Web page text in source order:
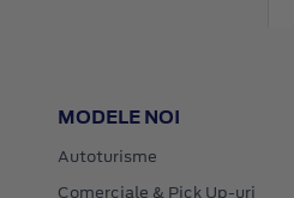
MODELE NOI
Autoturisme
Comerciale & Pick Up-uri